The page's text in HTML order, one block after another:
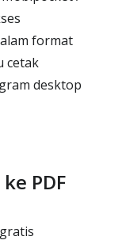
format
cetak
desktop
PDF